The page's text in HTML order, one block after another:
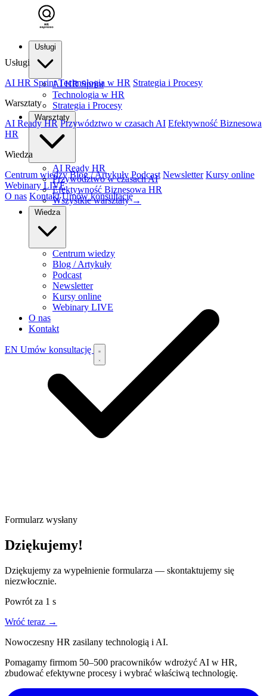
AI HR Sprint
Technologia w HR
Strategia i Procesy
AI Ready HR
Przywództwo w czasach AI
Efektywność Biznesowa HR
Wszystkie warsztaty →
Wiedza
Centrum wiedzy
Blog / Artykuły
Podcast
Newsletter
Kursy online
Webinary LIVE
O nas
Kontakt
EN Umów konsultację
Usługi
AI HR Sprint Technologia w HR Strategia i Procesy
Warsztaty
AI Ready HR Przywództwo w czasach AI Efektywność Biznesowa
HR
Wiedza
Centrum wiedzy Blog / Artykuły Podcast Newsletter Kursy online
Webinary LIVE
O nas Kontakt Umów konsultację
Formularz wysłany
Dziękujemy!
Dziękujemy za wypełnienie formularza — skontaktujemy się
niezwłocznie.
Powrót za 1 s
Wróć teraz →
Nowoczesny HR zasilany technologią i AI.
Pomagamy firmom 50–500 pracowników wdrożyć AI w HR,
zbudować efektywne procesy i wybrać właściwą technologię.